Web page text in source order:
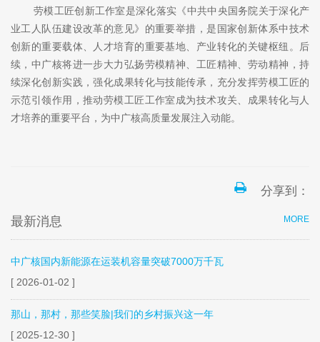
劳模工匠创新工作室是深化落实《中共中央国务院关于深化产
业工人队伍建设改革的意见》的重要举措，是国家创新体系中技术
创新的重要载体、人才培育的重要基地、产业转化的关键枢纽。后
续，中广核将进一步大力弘扬劳模精神、工匠精神、劳动精神，持
续深化创新实践，强化成果转化与技能传承，充分发挥劳模工匠的
示范引领作用，推动劳模工匠工作室成为技术攻关、成果转化与人
才培养的重要平台，为中广核高质量发展注入动能。
分享到：
MORE
最新消息
中广核国内新能源在运装机容量突破7000万千瓦
[ 2026-01-02 ]
那山，那村，那些笑脸|我们的乡村振兴这一年
[ 2025-12-30 ]